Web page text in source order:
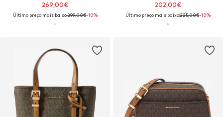
269,00€
Último preço mais baixo:299,00€-10%
202,00€
Último preço mais baixo:225,00€-10%